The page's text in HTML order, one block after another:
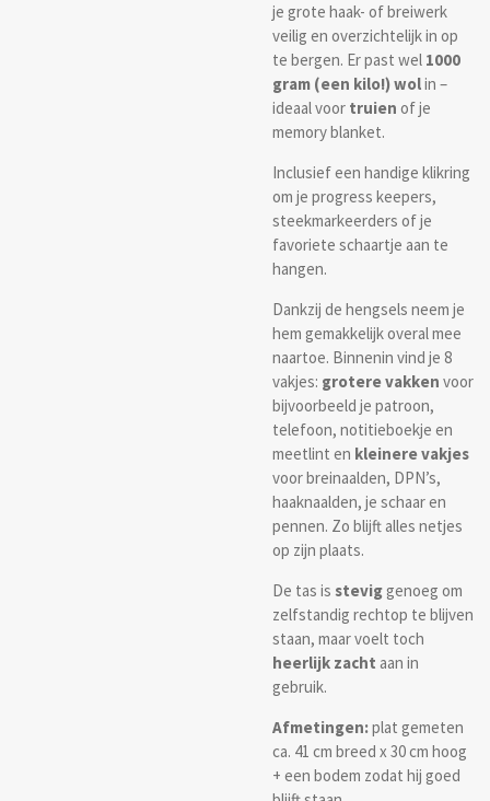
je grote haak- of breiwerk
veilig en overzichtelijk in op
te bergen. Er past wel 1000
gram (een kilo!) wolin –
ideaal voor truien of je
memory blanket.
Inclusief een handige klikring
om je progress keepers,
steekmarkeerders of je
favoriete schaartje aan te
hangen.
Dankzij de hengsels neem je
hem gemakkelijk overal mee
naartoe. Binnenin vind je 8
vakjes: grotere vakken voor
bijvoorbeeld je patroon,
telefoon, notitieboekje en
meetlint en kleinere vakjes
voor breinaalden, DPN’s,
haaknaalden, je schaar en
pennen. Zo blijft alles netjes
op zijn plaats.
De tas is steviggenoeg om
zelfstandig rechtop te blijven
staan, maar voelt toch
heerlijk zacht aan in
gebruik.
Afmetingen:plat gemeten
ca. 41 cm breed x 30 cm hoog
+ een bodem zodat hij goed